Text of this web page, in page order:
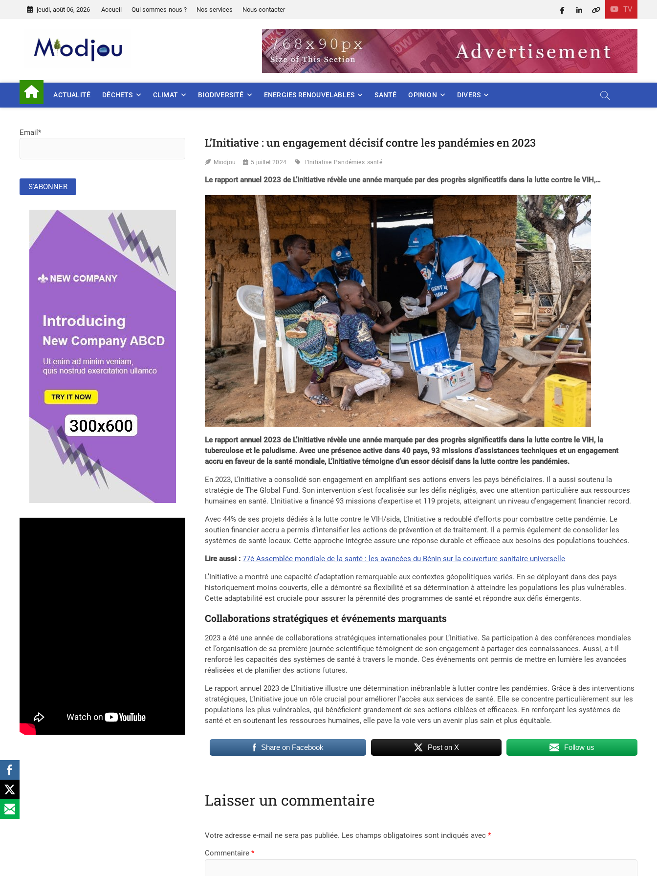
jeudi, août 06, 2026 Accueil Qui sommes-nous ? Nos services Nous contacter TV
Facebook
LinkedIn
X
ACTUALITÉ DÉCHETS CLIMAT BIODIVERSITÉ ENERGIES RENOUVELABLES SANTÉ OPINION DIVERS
L’Initiative : un engagement décisif contre les pandémies en 2023
Miodjou 5 juillet 2024 L’Initiative Pandémies santé
Le rapport annuel 2023 de L’Initiative révèle une année marquée par des progrès significatifs dans la lutte contre le VIH,…
Le rapport annuel 2023 de L’Initiative révèle une année marquée par des progrès significatifs dans la lutte contre le VIH, la
tuberculose et le paludisme. Avec une présence active dans 40 pays, 93 missions d’assistances techniques et un engagement
accru en faveur de la santé mondiale, L’Initiative témoigne d’un essor décisif dans la lutte contre les pandémies.
En 2023, L’Initiative a consolidé son engagement en amplifiant ses actions envers les pays bénéficiaires. Il a aussi soutenu la
stratégie de The Global Fund. Son intervention s’est focalisée sur les défis négligés, avec une attention particulière aux ressources
humaines en santé. L’Initiative a financé 93 missions d’expertise et 119 projets, atteignant un niveau d’engagement financier record.
Avec 44% de ses projets dédiés à la lutte contre le VIH/sida, L’Initiative a redoublé d’efforts pour combattre cette pandémie. Le
soutien financier accru a permis d’intensifier les actions de prévention et de traitement. Il a permis également de consolider les
systèmes de santé locaux. Cette approche intégrée assure une réponse durable et efficace aux besoins des populations touchées.
Lire aussi :77è Assemblée mondiale de la santé : les avancées du Bénin sur la couverture sanitaire universelle
L’Initiative a montré une capacité d’adaptation remarquable aux contextes géopolitiques variés. En se déployant dans des pays
historiquement moins couverts, elle a démontré sa flexibilité et sa détermination à atteindre les populations les plus vulnérables.
Cette adaptabilité est cruciale pour assurer la pérennité des programmes de santé et répondre aux défis émergents.
Collaborations stratégiques et événements marquants
2023 a été une année de collaborations stratégiques internationales pour L’Initiative. Sa participation à des conférences mondiales
et l’organisation de sa première journée scientifique témoignent de son engagement à partager des connaissances. Aussi, a-t-il
renforcé les capacités des systèmes de santé à travers le monde. Ces événements ont permis de mettre en lumière les avancées
réalisées et de planifier des actions futures.
Le rapport annuel 2023 de L’Initiative illustre une détermination inébranlable à lutter contre les pandémies. Grâce à des interventions
stratégiques, L’Initiative joue un rôle crucial pour améliorer l’accès aux services de santé. Elle se concentre particulièrement sur les
populations les plus vulnérables, qui bénéficient grandement de ses actions ciblées et efficaces. En renforçant les systèmes de
santé et en soutenant les ressources humaines, elle pave la voie vers un avenir plus sain et plus équitable.
Share on Facebook Post on X Follow us
Laisser un commentaire
Votre adresse e-mail ne sera pas publiée. Les champs obligatoires sont indiqués avec*
Commentaire*
Email*